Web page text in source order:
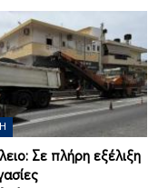
Σε πλήρη εξέλιξη